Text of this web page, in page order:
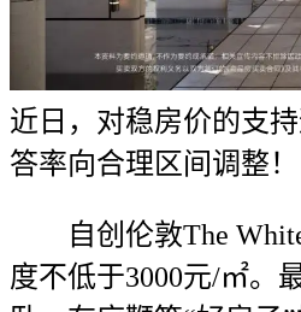
近日，对稳房价的支
答率向合理区间调整！
自创伦敦The
度不低于3000元/㎡。